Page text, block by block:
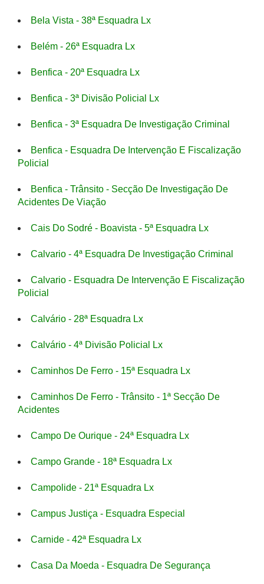
Bela Vista - 38ª Esquadra Lx
Belém - 26ª Esquadra Lx
Benfica - 20ª Esquadra Lx
Benfica - 3ª Divisão Policial Lx
Benfica - 3ª Esquadra De Investigação Criminal
Benfica - Esquadra De Intervenção E Fiscalização
Policial
Benfica - Trânsito - Secção De Investigação De
Acidentes De Viação
Cais Do Sodré - Boavista - 5ª Esquadra Lx
Calvario - 4ª Esquadra De Investigação Criminal
Calvario - Esquadra De Intervenção E Fiscalização
Policial
Calvário - 28ª Esquadra Lx
Calvário - 4ª Divisão Policial Lx
Caminhos De Ferro - 15ª Esquadra Lx
Caminhos De Ferro - Trânsito - 1ª Secção De
Acidentes
Campo De Ourique - 24ª Esquadra Lx
Campo Grande - 18ª Esquadra Lx
Campolide - 21ª Esquadra Lx
Campus Justiça - Esquadra Especial
Carnide - 42ª Esquadra Lx
Casa Da Moeda - Esquadra De Segurança